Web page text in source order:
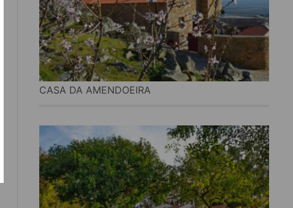
CASA DA AMENDOEIRA